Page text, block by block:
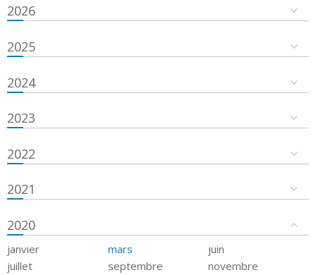
2026
2025
2024
2023
2022
2021
2020
janvier mars
juin
juillet
septembre
novembre